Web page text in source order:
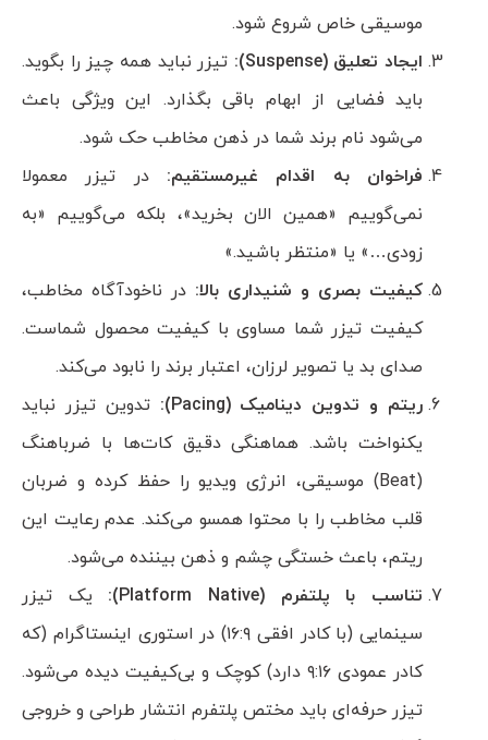
موسیقی خاص شروع شود.
ایجاد تعلیق (Suspense
): تیزر نباید همه چیز را بگوید.
باید فضایی از ابهام باقی بگذارد. این ویژگی باعث
می‌شود نام برند شما در ذهن مخاطب حک شود.
فراخوان به اقدام غیرمستقیم: در تیزر معمولا
نمی‌گوییم «همین الان بخرید»، بلکه می‌گوییم «به
زودی…» یا «منتظر باشید.»
کیفیت بصری و شنیداری بالا: در ناخودآگاه مخاطب،
کیفیت تیزر شما مساوی با کیفیت محصول شماست.
صدای بد یا تصویر لرزان، اعتبار برند را نابود می‌کند.
ریتم و تدوین دینامیک (Pacing
): تدوین تیزر نباید
یکنواخت باشد. هماهنگی دقیق کات‌ها با ضرباهنگ
(Beat) موسیقی، انرژی ویدیو را حفظ کرده و ضربان
قلب مخاطب را با محتوا همسو می‌کند. عدم رعایت این
ریتم، باعث خستگی چشم و ذهن بیننده می‌شود.
تناسب با پلتفرم (Platform Native
): یک تیزر
سینمایی (با کادر افقی ۱۶:۹) در استوری اینستاگرام (که
کادر عمودی ۹:۱۶ دارد) کوچک و بی‌کیفیت دیده می‌شود.
تیزر حرفه‌ای باید مختص پلتفرم انتشار طراحی و خروجی